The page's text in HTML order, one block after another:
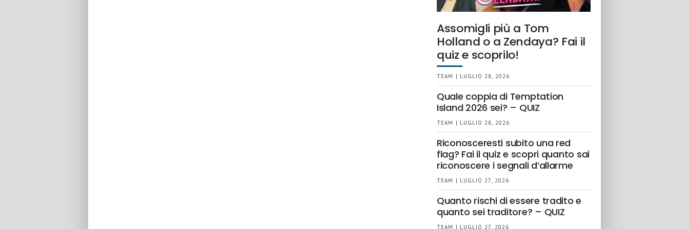
Assomigli più a Tom
Holland o a Zendaya? Fai il
quiz e scoprilo!
TEAM | LUGLIO 28, 2026
Quale coppia di Temptation
Island 2026 sei? – QUIZ
TEAM | LUGLIO 28, 2026
Riconosceresti subito una red
flag? Fai il quiz e scopri quanto sai
riconoscere i segnali d’allarme
TEAM | LUGLIO 27, 2026
Quanto rischi di essere tradito e
quanto sei traditore? – QUIZ
TEAM | LUGLIO 27, 2026